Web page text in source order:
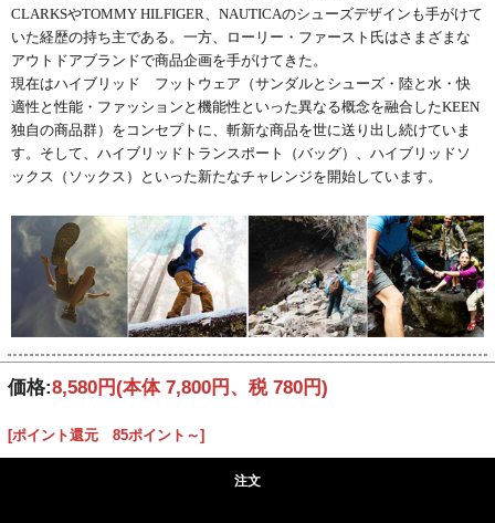
CLARKSやTOMMY HILFIGER、NAUTICAのシューズデザインも手がけて
いた経歴の持ち主である。一方、ローリー・ファースト氏はさまざまな
アウトドアブランドで商品企画を手がけてきた。
現在はハイブリッド フットウェア（サンダルとシューズ・陸と水・快
適性と性能・ファッションと機能性といった異なる概念を融合したKEEN
独自の商品群）をコンセプトに、斬新な商品を世に送り出し続けていま
す。そして、ハイブリッドトランスポート（バッグ）、ハイブリッドソ
ックス（ソックス）といった新たなチャレンジを開始しています。
価格:8,580円(本体 7,800円、税 780円)
[ポイント還元 85ポイント～]
注文